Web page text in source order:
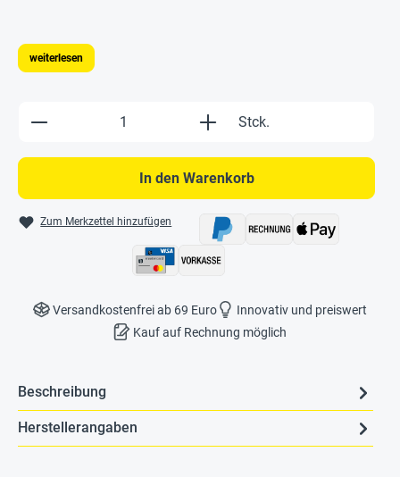
weiterlesen
Produkt Anzahl: Gib den gewünschten
Stck.
In den Warenkorb
Zum Merkzettel hinzufügen
Versandkostenfrei ab 69 Euro
Innovativ und preiswert
Kauf auf Rechnung möglich
Beschreibung
Herstellerangaben